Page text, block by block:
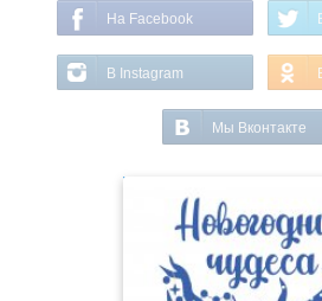
На Facebook
В Instagram
Мы Вконтакте